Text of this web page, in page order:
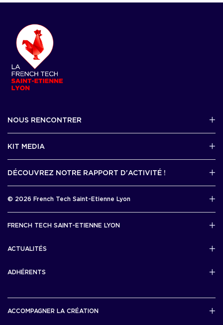
NOUS RENCONTRER
KIT MEDIA
DÉCOUVREZ NOTRE RAPPORT D'ACTIVITÉ !
© 2026 French Tech Saint-Etienne Lyon
Politique de confidentialité
Développement 69pixl
FRENCH TECH SAINT-ETIENNE LYON
ACTUALITÉS
ADHÉRENTS
ACCOMPAGNER LA CRÉATION